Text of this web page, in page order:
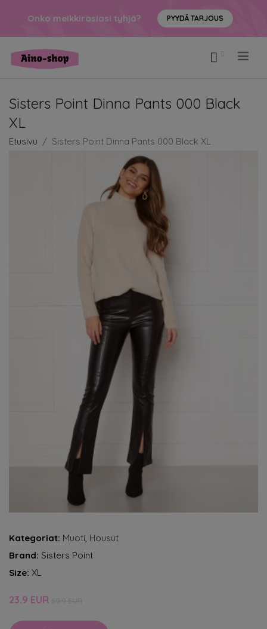
Onko meikkirasiasi tyhjä? PYYDÄ TARJOUS
Sisters Point Dinna Pants 000 Black
XL
Etusivu Sisters Point Dinna Pants 000 Black XL
Kategoriat: Muoti, Housut
Brand: Sisters Point
Size: XL
23.9 EUR